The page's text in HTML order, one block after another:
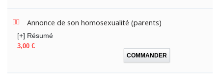
Annonce de son homosexualité (parents)
[+] Résumé
Prix
3,00 €
COMMANDER